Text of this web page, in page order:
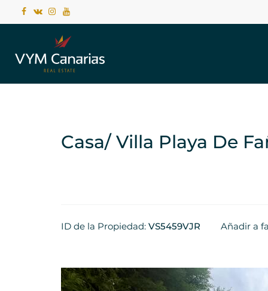
Casa/ Villa Playa De
ID de la Propiedad: VS5459VJR Añadir a